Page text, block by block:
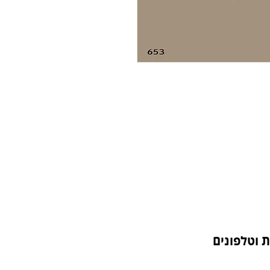
וטלפונים